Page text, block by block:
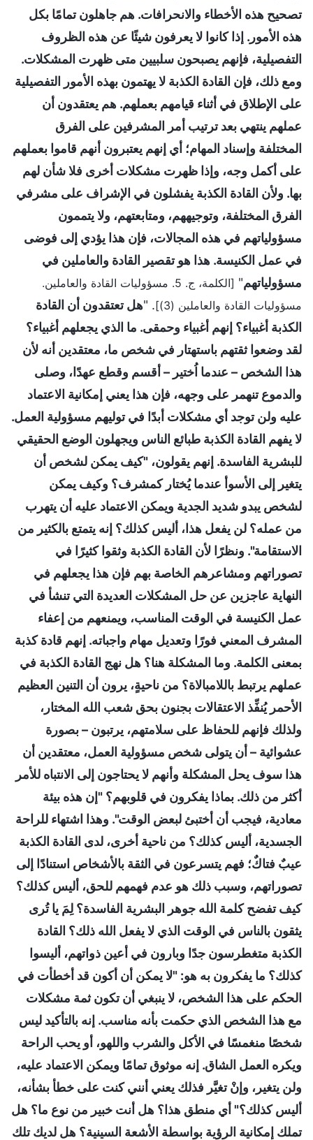
تصحيح هذه الأخطاء والانحرافات. هم جاهلون تمامًا بكل
هذه الأمور. إذا كانوا لا يعرفون شيئًا عن هذه الظروف
التفصيلية، فإنهم يصبحون سلبيين متى ظهرت المشكلات.
ومع ذلك، فإن القادة الكذبة لا يهتمون بهذه الأمور التفصيلية
على الإطلاق في أثناء قيامهم بعملهم. هم يعتقدون أن
عملهم ينتهي بعد ترتيب أمر المشرفين على الفرق
المختلفة وإسناد المهام؛ أي إنهم يعتبرون أنهم قاموا بعملهم
على أكمل وجه، وإذا ظهرت مشكلات أخرى فلا شأن لهم
بها. ولأن القادة الكذبة يفشلون في الإشراف على مشرفي
الفرق المختلفة، وتوجيههم، ومتابعتهم، ولا يتممون
مسؤولياتهم في هذه المجالات، فإن هذا يؤدي إلى فوضى
في عمل الكنيسة. هذا هو تقصير القادة والعاملين في
مسؤولياتهم"
[الكلمة، ج. 5. مسؤوليات القادة والعاملين.
مسؤوليات القادة والعاملين (3)]
. "هل تعتقدون أن القادة
الكذبة أغبياء؟ إنهم أغبياء وحمقى. ما الذي يجعلهم أغبياء؟
لقد وضعوا ثقتهم باستهتار في شخص ما، معتقدين أنه لأن
هذا الشخص – عندما اُختير – أقسم وقطع عهدًا، وصلى
والدموع تنهمر على وجهه، فإن هذا يعني إمكانية الاعتماد
عليه ولن توجد أي مشكلات أبدًا في توليهم مسؤولية العمل.
لا يفهم القادة الكذبة طبائع الناس ويجهلون الوضع الحقيقي
للبشرية الفاسدة. إنهم يقولون، "كيف يمكن لشخص أن
يتغير إلى الأسوأ عندما يُختار كمشرف؟ وكيف يمكن
لشخص يبدو شديد الجدية ويمكن الاعتماد عليه أن يتهرب
من عمله؟ لن يفعل هذا، أليس كذلك؟ إنه يتمتع بالكثير من
الاستقامة". ونظرًا لأن القادة الكذبة وثقوا كثيرًا في
تصوراتهم ومشاعرهم الخاصة بهم فإن هذا يجعلهم في
النهاية عاجزين عن حل المشكلات العديدة التي تنشأ في
عمل الكنيسة في الوقت المناسب، ويمنعهم من إعفاء
المشرف المعني فورًا وتعديل مهام واجباته. إنهم قادة كذبة
بمعنى الكلمة. وما المشكلة هنا؟ هل نهج القادة الكذبة في
عملهم يرتبط باللامبالاة؟ من ناحيةٍ، يرون أن التنين العظيم
الأحمر يُنفِّذ الاعتقالات بجنون بحق شعب الله المختار،
ولذلك فإنهم للحفاظ على سلامتهم، يرتبون – بصورة
عشوائية – أن يتولى شخص مسؤولية العمل، معتقدين أن
هذا سوف يحل المشكلة وأنهم لا يحتاجون إلى الانتباه للأمر
أكثر من ذلك. بماذا يفكرون في قلوبهم؟ "إن هذه بيئة
معادية، فيجب أن أختبئ لبعض الوقت". وهذا اشتهاء للراحة
الجسدية، أليس كذلك؟ من ناحية أخرى، لدى القادة الكذبة
عيبٌ فتاكٌ؛ فهم يتسرعون في الثقة بالأشخاص استنادًا إلى
تصوراتهم، وسبب ذلك هو عدم فهمهم للحق، أليس كذلك؟
كيف تفضح كلمة الله جوهر البشرية الفاسدة؟ لِمَ يا تُرى
يثقون بالناس في الوقت الذي لا يفعل الله ذلك؟ القادة
الكذبة متغطرسون جدًا وبارون في أعين ذواتهم، أليسوا
كذلك؟ ما يفكرون به هو: "لا يمكن أن أكون قد أخطأت في
الحكم على هذا الشخص، لا ينبغي أن تكون ثمة مشكلات
مع هذا الشخص الذي حكمت بأنه مناسب. إنه بالتأكيد ليس
شخصًا منغمسًا في الأكل والشرب واللهو، أو يحب الراحة
ويكره العمل الشاق. إنه موثوق تمامًا ويمكن الاعتماد عليه،
ولن يتغير، وإنْ تغيَّر فذلك يعني أنني كنت على خطأ بشأنه،
أليس كذلك؟" أي منطق هذا؟ هل أنت خبير من نوع ما؟ هل
تملك إمكانية الرؤية بواسطة الأشعة السينية؟ هل لديك تلك